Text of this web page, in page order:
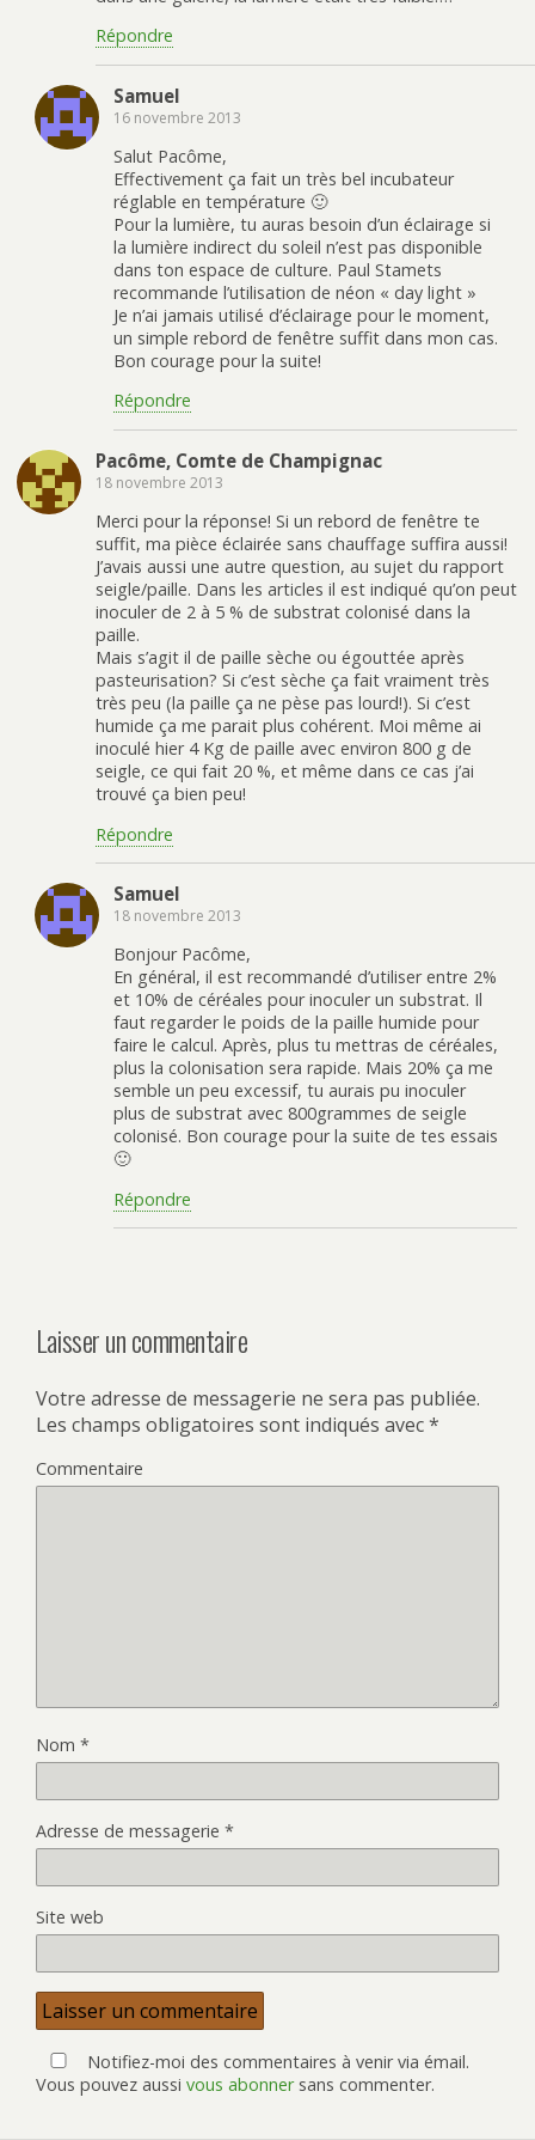
Répondre
Samuel
16 novembre 2013
Salut Pacôme,
Effectivement ça fait un très bel incubateur
réglable en température 🙂
Pour la lumière, tu auras besoin d’un éclairage si
la lumière indirect du soleil n’est pas disponible
dans ton espace de culture. Paul Stamets
recommande l’utilisation de néon « day light »
Je n’ai jamais utilisé d’éclairage pour le moment,
un simple rebord de fenêtre suffit dans mon cas.
Bon courage pour la suite!
Répondre
Pacôme, Comte de Champignac
18 novembre 2013
Merci pour la réponse! Si un rebord de fenêtre te
suffit, ma pièce éclairée sans chauffage suffira aussi!
J’avais aussi une autre question, au sujet du rapport
seigle/paille. Dans les articles il est indiqué qu’on peut
inoculer de 2 à 5 % de substrat colonisé dans la
paille.
Mais s’agit il de paille sèche ou égouttée après
pasteurisation? Si c’est sèche ça fait vraiment très
très peu (la paille ça ne pèse pas lourd!). Si c’est
humide ça me parait plus cohérent. Moi même ai
inoculé hier 4 Kg de paille avec environ 800 g de
seigle, ce qui fait 20 %, et même dans ce cas j’ai
trouvé ça bien peu!
Répondre
Samuel
18 novembre 2013
Bonjour Pacôme,
En général, il est recommandé d’utiliser entre 2%
et 10% de céréales pour inoculer un substrat. Il
faut regarder le poids de la paille humide pour
faire le calcul. Après, plus tu mettras de céréales,
plus la colonisation sera rapide. Mais 20% ça me
semble un peu excessif, tu aurais pu inoculer
plus de substrat avec 800grammes de seigle
colonisé. Bon courage pour la suite de tes essais
🙂
Répondre
Laisser un commentaire
Votre adresse de messagerie ne sera pas publiée.
Les champs obligatoires sont indiqués avec*
Commentaire
Nom *
Adresse de messagerie *
Site web
Notifiez-moi des commentaires à venir via émail.
Vous pouvez aussi vous abonnersans commenter.